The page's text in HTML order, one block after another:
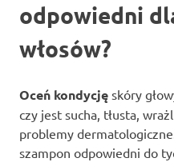
odpowiedni
włosów?
Oceń kondycję skóry
czy jest sucha, tłusta,
problemy
szampon odpowiedni do